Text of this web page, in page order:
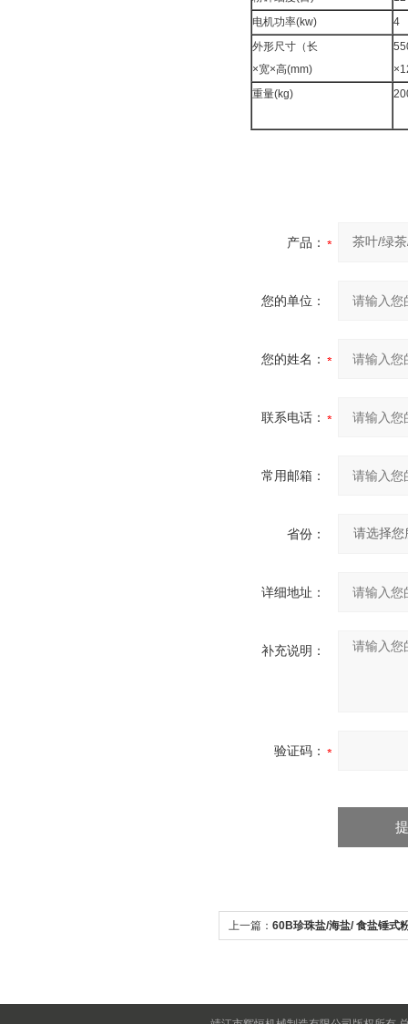
电机功率(kw)
4
外形尺寸（长
×宽×高(mm)
重量(kg)
产品：
您的单位：
您的姓名：
联系电话：
常用邮箱：
省份：
详细地址：
补充说明：
验证码：
上一篇： 60B珍珠盐/海盐/ 食盐锤式